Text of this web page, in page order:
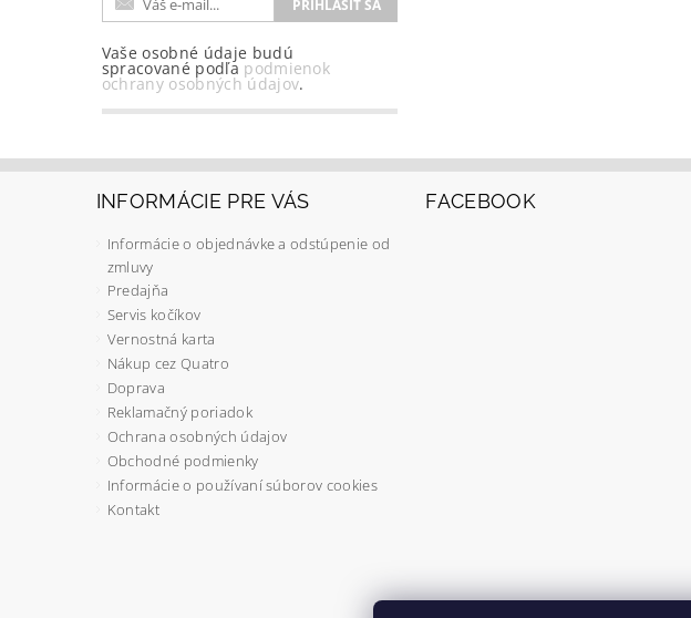
Vaše osobné údaje budú
spracované podľa podmienok
ochrany osobných údajov.
INFORMÁCIE PRE VÁS
Informácie o objednávke a odstúpenie od
zmluvy
Predajňa
Servis kočíkov
Vernostná karta
Nákup cez Quatro
Doprava
Reklamačný poriadok
Ochrana osobných údajov
Obchodné podmienky
Informácie o používaní súborov cookies
Kontakt
FACEBOOK